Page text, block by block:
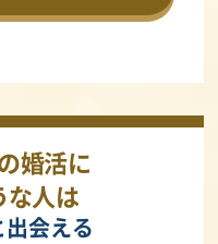
婚活に
な人は
会える